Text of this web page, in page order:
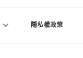
隱私權政策